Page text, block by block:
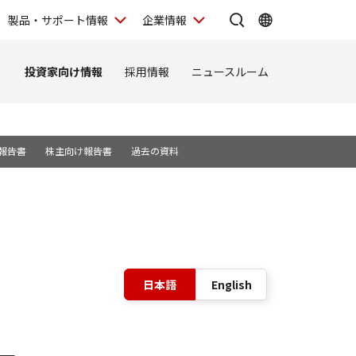
製品・サポート情報 企業情報
投資家向け情報 採用情報 ニュースルーム
告書 株主向け報告書 過去の資料
表示言語の切
日本語 English